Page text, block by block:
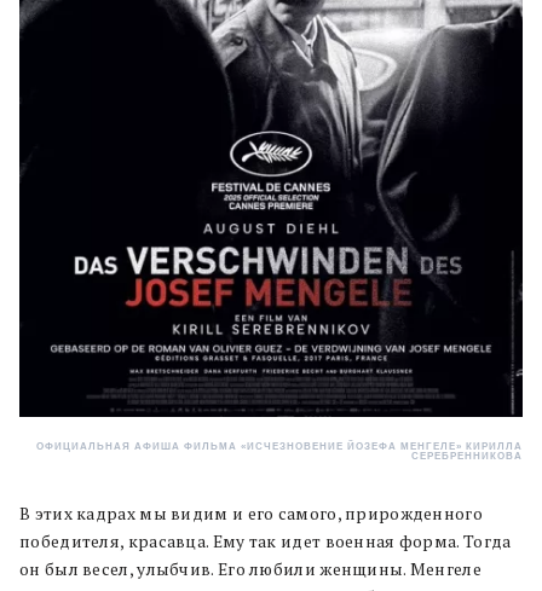
ОФИЦИАЛЬНАЯ АФИША ФИЛЬМА «ИСЧЕЗНОВЕНИЕ ЙОЗЕФА МЕНГЕЛЕ» КИРИЛЛА
СЕРЕБРЕННИКОВА
В этих кадрах мы видим и его самого, прирожденного
победителя, красавца. Ему так идет военная форма. Тогда
он был весел, улыбчив. Его любили женщины. Менгеле